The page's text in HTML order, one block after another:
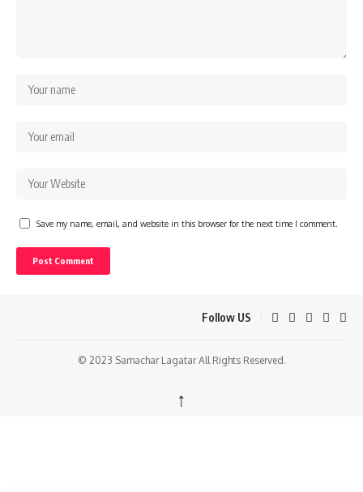
Save my name, email, and website in this browser for the next time I comment.
Follow US
© 2023 Samachar Lagatar All Rights Reserved.
↑